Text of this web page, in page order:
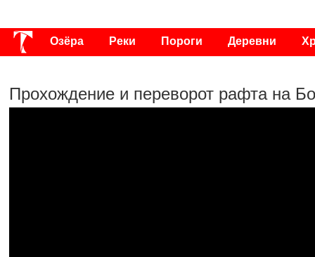
Озёра Реки Пороги Деревни
Прохождение и переворот рафта на